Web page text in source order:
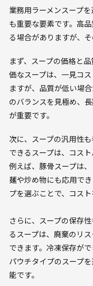
業務用ラーメンスープ
も重要な要素です。高
る場合がありますが、
まず、スープの価格と
価なスープは、一見コ
ますが、品質が低い場
のバランスを見極め、
が重要です。
次に、スープの汎用性
できるスープは、コス
例えば、豚骨スープは
麺や炒め物にも応用で
プを選ぶことで、コス
さらに、スープの保存
るスープは、廃棄のリ
できます。冷凍保存が
パウチタイプのスープ
能です。